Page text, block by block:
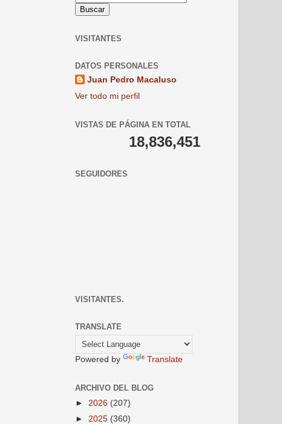
VISITANTES
DATOS PERSONALES
Juan Pedro Macaluso
Ver todo mi perfil
VISTAS DE PÁGINA EN TOTAL
18,836,451
SEGUIDORES
VISITANTES.
TRANSLATE
Powered by Translate
ARCHIVO DEL BLOG
► 2026 (207)
► 2025 (360)